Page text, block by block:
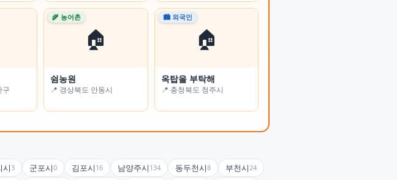
구
🏠
🌾 농어촌
쉼농원
📍 경상북도 안동시
🏠
🏙 외국인
옥탑을 부탁해
📍 충청북도 청주시
구
🏠
🏙 외국인
굿스테이
📍 대구광역시 수성구
🏠
🏙 외국인
온정여관(사랑채)
📍 전북특별자치도 남원시
시3 군포시0 김포시 16 남양주시 134 동두천시8 부천시24